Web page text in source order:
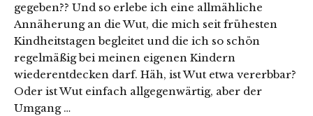
gegeben?? Und so erlebe ich eine allmähliche
Annäherung an die Wut, die mich seit frühesten
Kindheitstagen begleitet und die ich so schön
regelmäßig bei meinen eigenen Kindern
wiederentdecken darf. Häh, ist Wut etwa vererbbar?
Oder ist Wut einfach allgegenwärtig, aber der
Umgang …